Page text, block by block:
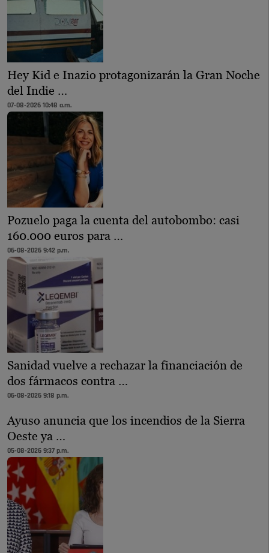
Hey Kid e Inazio protagonizarán la Gran Noche
del Indie …
07-08-2026 10:48 a.m.
Pozuelo paga la cuenta del autobombo: casi
160.000 euros para …
06-08-2026 9:42 p.m.
Sanidad vuelve a rechazar la financiación de
dos fármacos contra …
06-08-2026 9:18 p.m.
Ayuso anuncia que los incendios de la Sierra
Oeste ya …
05-08-2026 9:37 p.m.